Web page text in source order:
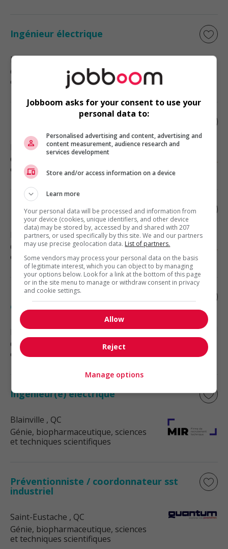
Ingénieur électrique
Blainville, QC
Génie, biopharmaceutique, sciences
et techniques scientifiques
Ingénieur minier/ingénieure minière
Blainville
, QC
Génie, biopharmaceutique, sciences
et techniques scientifiques
Mining engineer
Blainville, QC
Génie, biopharmaceutique, sciences
et techniques scientifiques
Ingénieur en avionique / avionics
engineer
Blainville, QC
Génie, biopharmaceutique, sciences
et techniques scientifiques
Ingénieur(e) électrique
Blainville , QC
Génie, biopharmaceutique, sciences
et techniques scientifiques
Préventionniste / coordonnateur sst
industriel
Saint-Eustache , QC
Génie, biopharmaceutique, sciences
et techniques scientifiques
Jobboom asks for your consent to use your
personal data to:
Personalised advertising and content, advertising and
content measurement, audience research and
services development
Store and/or access information on a device
Learn more
Your personal data will be processed and information from
your device (cookies, unique identifiers, and other device
data) may be stored by, accessed by and shared with 207
partners, or used specifically by this site. We and our partners
may use precise geolocation data. List of partners.
Some vendors may process your personal data on the basis
of legitimate interest, which you can object to by managing
your options below. Look for a link at the bottom of this page
or in the site menu to manage or withdraw consent in privacy
and cookie settings.
Allow
Reject
Manage options